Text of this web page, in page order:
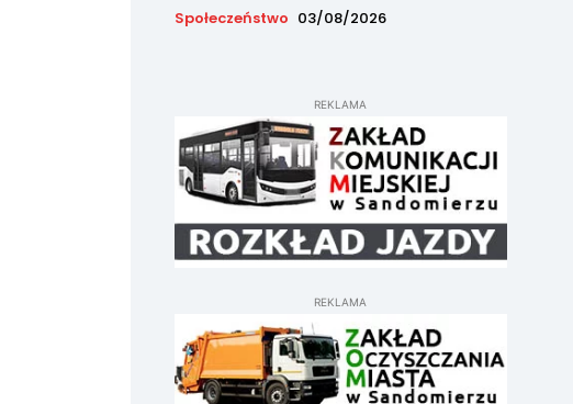
Społeczeństwo 03/08/2026
REKLAMA
REKLAMA